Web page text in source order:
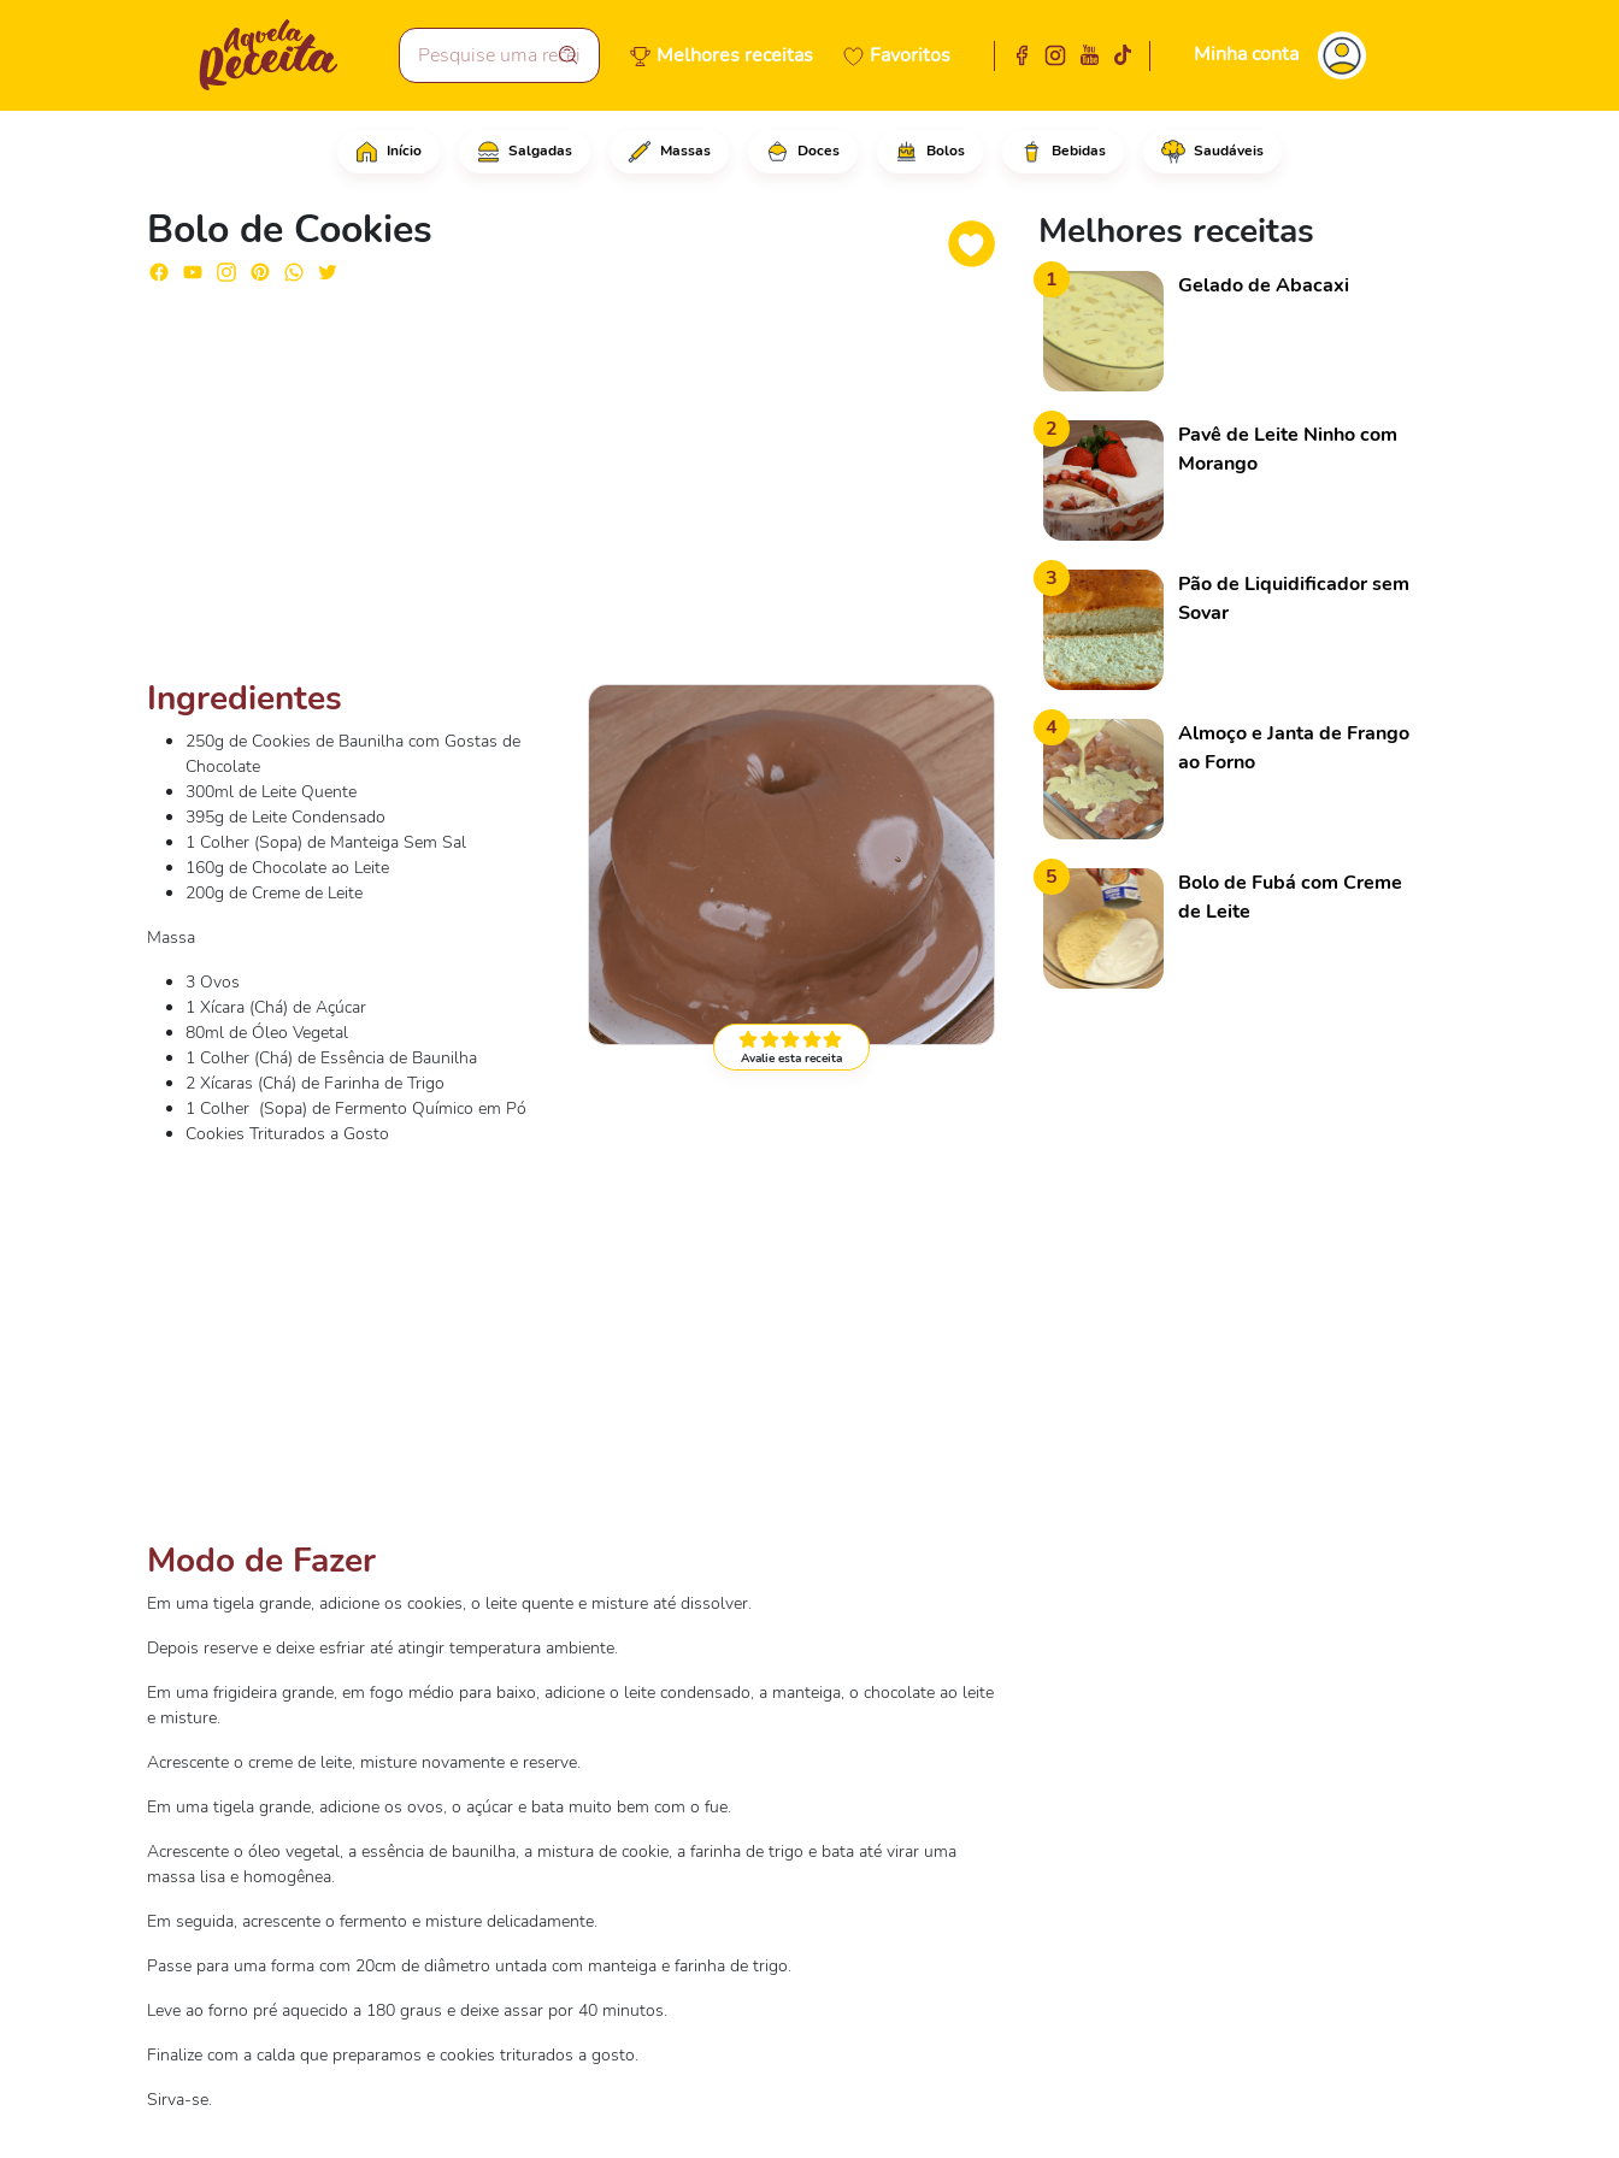
Melhores receitas Favoritos Minha conta
Início Salgadas Massas Doces Bolos Bebidas Saudáveis
Bolo de Cookies
Em uma tigela grande, adicione os cookies, o leite quente e misture até
Avalie esta receita
Ingredientes
250g de Cookies de Baunilha com Gostas de
Chocolate
300ml de Leite Quente
395g de Leite Condensado
1 Colher (Sopa) de Manteiga Sem Sal
160g de Chocolate ao Leite
200g de Creme de Leite
Massa
3 Ovos
1 Xícara (Chá) de Açúcar
80ml de Óleo Vegetal
1 Colher (Chá) de Essência de Baunilha
2 Xícaras (Chá) de Farinha de Trigo
1 Colher (Sopa) de Fermento Químico em Pó
Cookies Triturados a Gosto
Modo de Fazer
Em uma tigela grande, adicione os cookies, o leite quente e misture até dissolver.
Depois reserve e deixe esfriar até atingir temperatura ambiente.
Em uma frigideira grande, em fogo médio para baixo, adicione o leite condensado, a manteiga, o chocolate ao leite
e misture.
Acrescente o creme de leite, misture novamente e reserve.
Em uma tigela grande, adicione os ovos, o açúcar e bata muito bem com o fue.
Acrescente o óleo vegetal, a essência de baunilha, a mistura de cookie, a farinha de trigo e bata até virar uma
massa lisa e homogênea.
Em seguida, acrescente o fermento e misture delicadamente.
Passe para uma forma com 20cm de diâmetro untada com manteiga e farinha de trigo.
Leve ao forno pré aquecido a 180 graus e deixe assar por 40 minutos.
Finalize com a calda que preparamos e cookies triturados a gosto.
Sirva-se.
Melhores receitas
1 Gelado de Abacaxi
2
Pavê de Leite Ninho com
Morango
3
Pão de Liquidificador sem
Sovar
4
Almoço e Janta de Frango
ao Forno
5
Bolo de Fubá com Creme
de Leite